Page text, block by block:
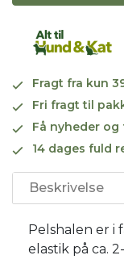
Fragt fra kun
Fri fragt til
Få nyheder
14 dages fuld
Beskrivelse
Pelshalen er i
elastik på ca.